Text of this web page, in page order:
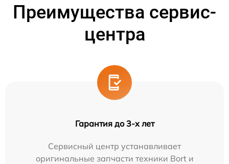
Преимущества сервис-
центра
Гарантия до 3-х лет
Сервисный центр устанавливает
оригинальные запчасти техники Bort и